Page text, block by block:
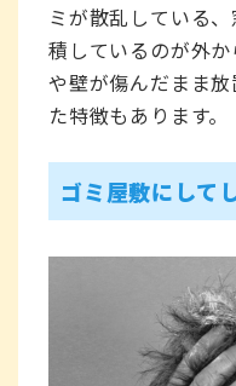
ミが散乱している
積しているのが外
や壁が傷んだまま
た特徴もあります。
ゴミ屋敷にして